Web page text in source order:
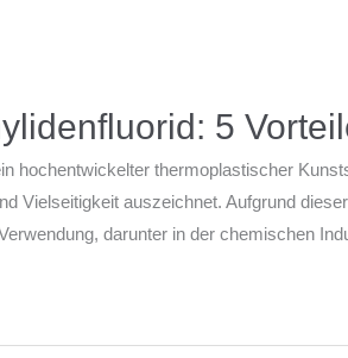
5
hochentwickelter thermoplastischer
Vielseitigkeit auszeichnet. Aufgrund
darunter in der chemischen